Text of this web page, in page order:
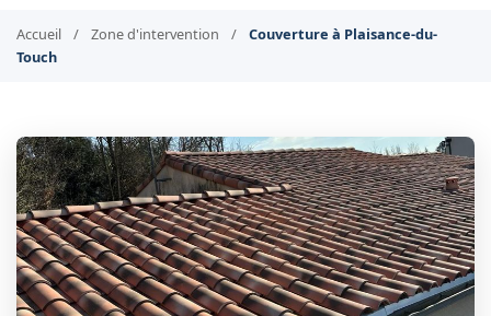
Accueil / Zone d'intervention /
Couverture à Plaisance-du-
Touch